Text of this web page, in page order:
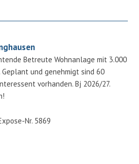
Betreute Wohnanlage mit 3.000
Geplant und genehmigt sind 60
vorhanden. Bj 2026/27.
Nr. 5869